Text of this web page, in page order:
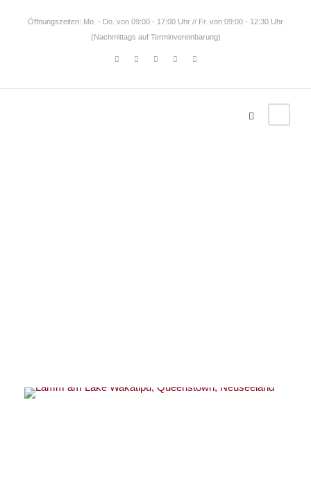
Öffnungszeiten: Mo. - Do. von 09:00 - 17:00 Uhr // Fr. von 09:00 - 12:30 Uhr
(Nachmittags auf Terminvereinbarung)